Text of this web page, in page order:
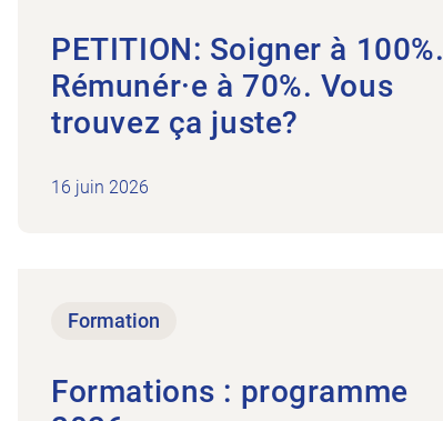
PETITION: Soigner à 100%.
Rémunér·e à 70%. Vous
trouvez ça juste?
16 juin 2026
Formation
Formations : programme